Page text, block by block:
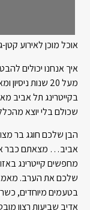
אוכל מוכן לאירוע קטן-
איך אנחנו יכולים
מעל 20 שנות
בקייטרינג תל אביב
שכולם בלי יוצא מהכלל
הבן שלכם חוגג בר
אביב… מצאתם כבר
מחפשים קייטרינג
שלכם את הערב. מאמא
בטעמים מיוחדים,
אדיב שביעות רצון